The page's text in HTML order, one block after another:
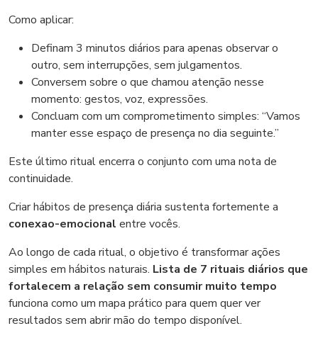
Como aplicar:
Definam 3 minutos diários para apenas observar o
outro, sem interrupções, sem julgamentos.
Conversem sobre o que chamou atenção nesse
momento: gestos, voz, expressões.
Concluam com um comprometimento simples: “Vamos
manter esse espaço de presença no dia seguinte.”
Este último ritual encerra o conjunto com uma nota de
continuidade.
Criar hábitos de presença diária sustenta fortemente a
conexao-emocional entre vocês.
Ao longo de cada ritual, o objetivo é transformar ações
simples em hábitos naturais. Lista de 7 rituais diários que
fortalecem a relação sem consumir muito tempo
funciona como um mapa prático para quem quer ver
resultados sem abrir mão do tempo disponível.